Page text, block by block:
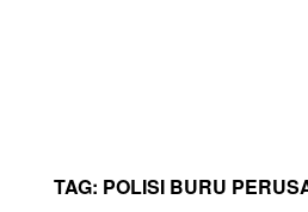
TAG: POLISI BURU